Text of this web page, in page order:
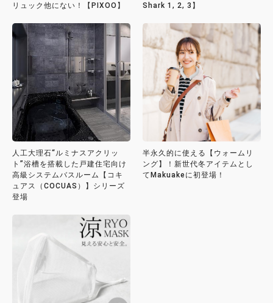
リュック他にない！【PIXOO】
Shark 1, 2, 3】
人工大理石“ルミナスアクリッ
ト”浴槽を搭載した戸建住宅向け
高級システムバスルーム【コキ
ュアス（COCUAS）】シリーズ
登場
半永久的に使える【ウォームリ
ング】！新世代冬アイテムとし
てMakuakeに初登場！